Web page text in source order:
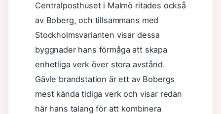
Centralposthuset i Malmö ritades också
av Boberg, och tillsammans med
Stockholmsvarianten visar dessa
byggnader hans förmåga att skapa
enhetliga verk över stora avstånd.
Gävle brandstation är ett av Bobergs
mest kända tidiga verk och visar redan
här hans talang för att kombinera